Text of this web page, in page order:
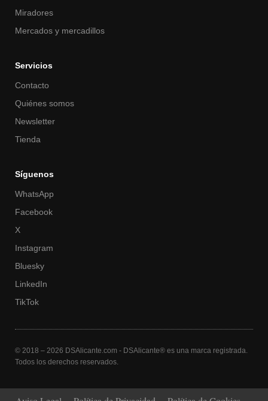
Miradores
Mercados y mercadillos
Servicios
Contacto
Quiénes somos
Newsletter
Tienda
Síguenos
WhatsApp
Facebook
X
Instagram
Bluesky
LinkedIn
TikTok
© 2018 – 2026 DSAlicante.com - DSAlicante® es una marca registrada.
Todos los derechos reservados.